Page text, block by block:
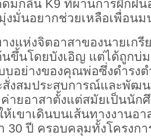
มกลิ่น K9 ที่ผ่านการฝึกฝน
งมั่นอยากช่วยเหลือเพื่อนม
งจิตอาสาของนายเกรีย
นขึ้นโดยบังเอิญ แต่ได้ถูกบ่
บอย่างของคุณพ่อซึ่งดำรง
สั่งสมประสบการณ์และพัฒ
ค่ายอาสาตั้งแต่สมัยเป็นนัก
ห้เขาเดินบนเส้นทางงานอ
30 ปี ครอบคลุมทั้งโครงก